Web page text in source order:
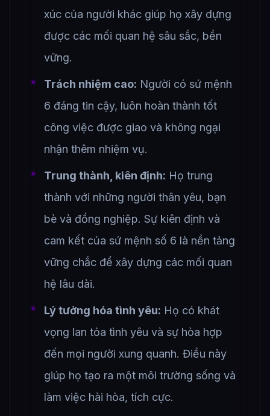
xúc của người khác giúp họ xây dựng
được các mối quan hệ sâu sắc, bền
vững.
Trách nhiệm cao: Người có sứ mệnh
6 đáng tin cậy, luôn hoàn thành tốt
công việc được giao và không ngại
nhận thêm nhiệm vụ.
Trung thành, kiên định: Họ trung
thành với những người thân yêu, bạn
bè và đồng nghiệp. Sự kiên định và
cam kết của sứ mệnh số 6 là nền tảng
vững chắc để xây dựng các mối quan
hệ lâu dài.
Lý tưởng hóa tình yêu: Họ có khát
vọng lan tỏa tình yêu và sự hòa hợp
đến mọi người xung quanh. Điều này
giúp họ tạo ra một môi trường sống và
làm việc hài hòa, tích cực.